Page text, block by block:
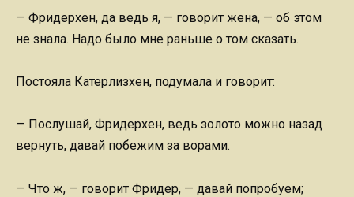
— Фридерхен, да ведь я, — говорит жена, — об этом
не знала. Надо было мне раньше о том сказать.
Постояла Катерлизхен, подумала и говорит:
— Послушай, Фридерхен, ведь золото можно назад
вернуть, давай побежим за ворами.
— Что ж, — говорит Фридер, — давай попробуем;